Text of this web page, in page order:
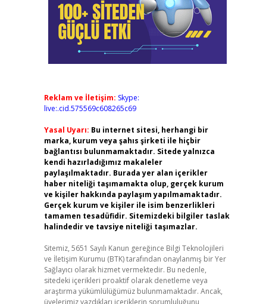
Reklam ve İletişim: Skype:
live:.cid.575569c608265c69
Yasal Uyarı: Bu internet sitesi, herhangi bir
marka, kurum veya şahıs şirketi ile hiçbir
bağlantısı bulunmamaktadır. Sitede yalnızca
kendi hazırladığımız makaleler
paylaşılmaktadır. Burada yer alan içerikler
haber niteliği taşımamakta olup, gerçek kurum
ve kişiler hakkında paylaşım yapılmamaktadır.
Gerçek kurum ve kişiler ile isim benzerlikleri
tamamen tesadüfidir. Sitemizdeki bilgiler taslak
halindedir ve tavsiye niteliği taşımazlar.
Sitemiz, 5651 Sayılı Kanun gereğince Bilgi Teknolojileri
ve İletişim Kurumu (BTK) tarafından onaylanmış bir Yer
Sağlayıcı olarak hizmet vermektedir. Bu nedenle,
sitedeki içerikleri proaktif olarak denetleme veya
araştırma yükümlülüğümüz bulunmamaktadır. Ancak,
üyelerimiz yazdıkları içeriklerin sorumluluğunu